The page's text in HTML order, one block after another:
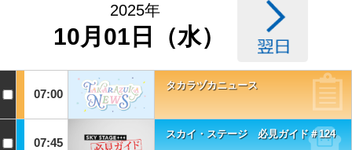
2025年
10月01日（水）
07:00
タカラヅカニュース
07:45
スカイ・ステージ 必見ガイド＃124